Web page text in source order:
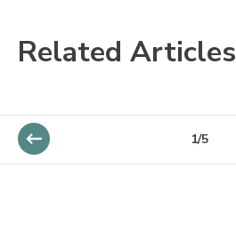
Related Articles
1/5